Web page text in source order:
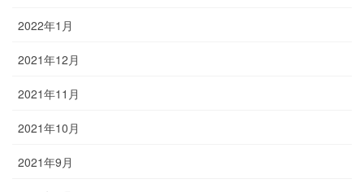
2022年1月
2021年12月
2021年11月
2021年10月
2021年9月